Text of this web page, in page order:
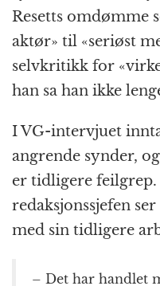
Resetts omdømme
aktør» til «seriøst
selvkritikk for
han sa han ikke
I VG-intervjuet
angrende synder,
er tidligere
redaksjonssjefen
med sin tidligere
– Det har handlet